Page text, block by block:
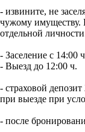
- извините, не
чужому имуществу.
отдельной
- Заселение с 14:00
- Выезд до 12:00 ч.
- страховой
при выезде при
- после